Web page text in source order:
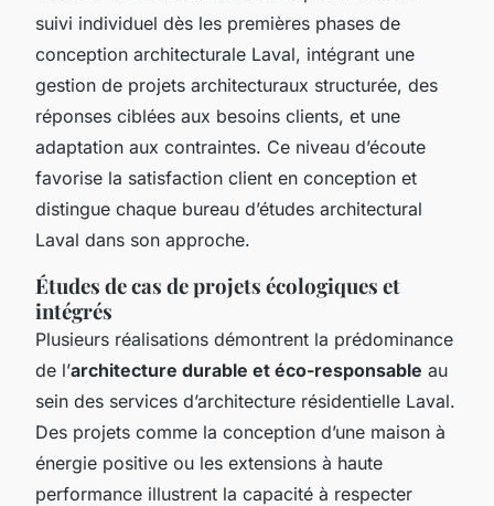
suivi individuel dès les premières phases de
conception architecturale Laval, intégrant une
gestion de projets architecturaux structurée, des
réponses ciblées aux besoins clients, et une
adaptation aux contraintes. Ce niveau d’écoute
favorise la satisfaction client en conception et
distingue chaque bureau d’études architectural
Laval dans son approche.
Études de cas de projets écologiques et
intégrés
Plusieurs réalisations démontrent la prédominance
de l’architecture durable et éco-responsable au
sein des services d’architecture résidentielle Laval.
Des projets comme la conception d’une maison à
énergie positive ou les extensions à haute
performance illustrent la capacité à respecter